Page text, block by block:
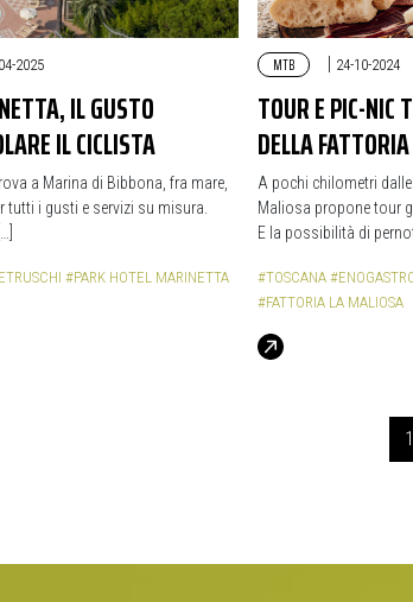
2025
IL GUSTO
IL CICLISTA
a Marina di Bibbona, fra mare,
tutti i gusti e servizi su misura.
#PARK HOTEL MARINETTA
MTB | 24-10-2024
TOUR E PIC-NIC
DELLA
A pochi chilometri
Maliosa propone tour
E la possibilità di
#TOSCANA
#FATTORIA LA MALIOSA
1